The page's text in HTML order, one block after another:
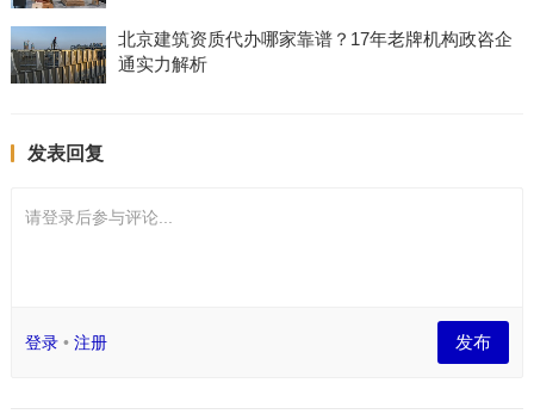
北京建筑资质代办哪家靠谱？17年老牌机构政咨企
通实力解析
发表回复
请登录后参与评论...
登录• 注册 发布